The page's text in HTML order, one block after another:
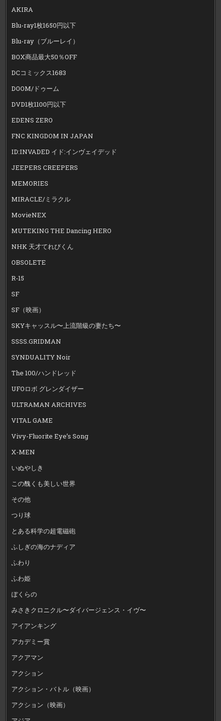
AKIRA
Blu-ray1枚1650円以下
Blu-ray（ブルーレイ）
BOX商品最大50％OFF
DCコミックス1683
DOOM/ドゥーム
DVD1枚1100円以下
EDENS ZERO
FNC KINGDOM IN JAPAN
ID:INVADED イド:インヴェイデッド
JEEPERS CREEPERS
MEMORIES
MIRACLE/ミラクル
MovieNEX
MUTEKING THE Dancing HERO
NHK 天才てれびくん
OBSOLETE
R-15
SF
SF（映画）
SKYキャッスル〜上流階級の妻たち〜
SSSS.GRIDMAN
SYNDUALITY Noir
The 100/ハンドレッド
UFOロボ グレンダイザー
ULTRAMAN ARCHIVES
VITAL GAME
Vivy-Fluorite Eye’s Song
X-MEN
いぬやしき
この醜くも美しい世界
その他
つり球
とある科学の超電磁砲
ふしぎの海のナディア
ふわり
ふわ姫
ぼくらの
みさきクロニクル〜ダイバージェンス・イヴ〜
アイアンキング
アカデミー賞
アクアマン
アクション
アクション・バトル（映画）
アクション（映画）